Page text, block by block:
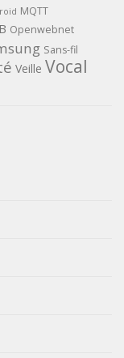
MQTT
Openwebnet
Sans-fil
Veille Vocal